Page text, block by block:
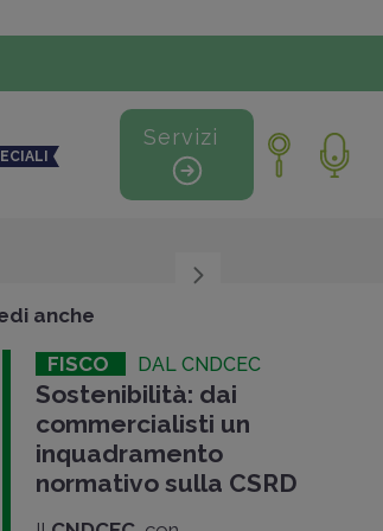
Servizi
anche
FISCO DAL CNDCEC
Sostenibilità: dai
commercialisti un
inquadramento
normativo sulla CSRD